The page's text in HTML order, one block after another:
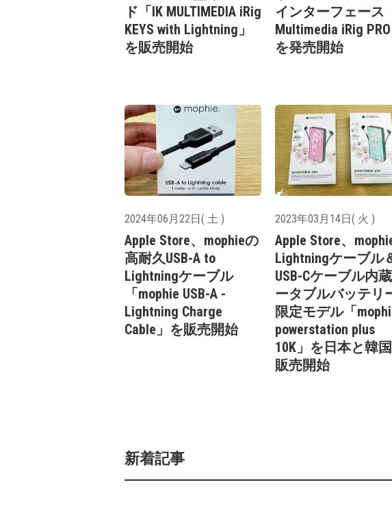
ド「IK MULTIMEDIA iRig
KEYS with Lightning」
を販売開始
インターフェース
Multimedia iRig PRO
を発売開始
2024年06月22日( 土 )
Apple Store、mophieの
高耐久USB-A to
Lightningケーブル
「mophie USB-A -
Lightning Charge
Cable」を販売開始
2023年03月14日( 火 )
Apple Store、
Lightningケーブル
USB-Cケーブル内
ータブルバッテリ
限定モデル「
powerstation plus
10K」を日本と韓
販売開始
新着記事